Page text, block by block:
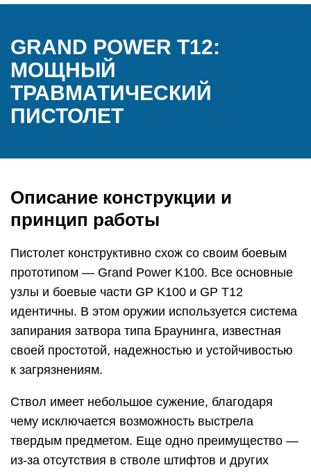
GRAND POWER T12:
МОЩНЫЙ
ТРАВМАТИЧЕСКИЙ
ПИСТОЛЕТ
Описание конструкции и
принцип работы
Пистолет конструктивно схож со своим боевым
прототипом — Grand Power K100. Все основные
узлы и боевые части GP K100 и GP T12
идентичны. В этом оружии используется система
запирания затвора типа Браунинга, известная
своей простотой, надежностью и устойчивостью
к загрязнениям.
Ствол имеет небольшое сужение, благодаря
чему исключается возможность выстрела
твердым предметом. Еще одно преимущество —
из-за отсутствия в стволе штифтов и других